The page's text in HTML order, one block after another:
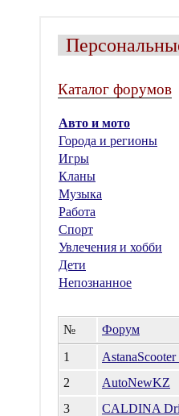
Каталог форумов
Авто и мото
Города и регионы
Игры
Кланы
Музыка
Работа
Спорт
Увлечения и хобби
Дети
Непознанное
№
Форум
1
2
AutoNewKZ
3
CALDINA